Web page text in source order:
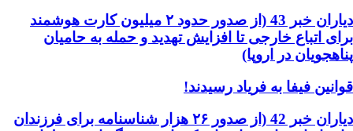
دیاران خبر 43 (از صدور حدود ۲ میلیون کارت هوشمند
برای اتباع خارجی تا افزایش تهدید و حمله به حامیان
پناهجویان در اروپا)
قوانین فیفا به فریاد رسیدند!
دیاران خبر 42 (از صدور ۲۶ هزار شناسنامه برای فرزندان